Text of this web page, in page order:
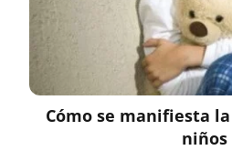
Cómo se manifiesta
niños